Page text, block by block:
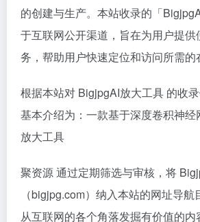
的创建与生产。本站收录的「
于互联网公开渠道，旨在为用户提供
务，帮助用户快速定位和访问所需的
根据本站对 BigjpgAI放大工具 的收
基本介绍为：一款基于深度卷积神
放大工具
聚资源 通过定期筛选与审核，将
（bigjpg.com）纳入本站的网址导
从互联网的各个角落发掘有价值的